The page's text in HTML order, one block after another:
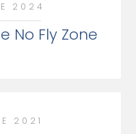
2024
No Fly Zone
2021